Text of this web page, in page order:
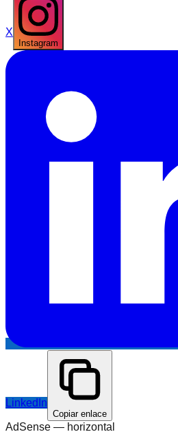
X
Instagram
LinkedIn
Copiar enlace
AdSense — horizontal